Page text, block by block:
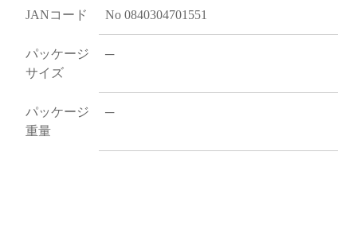
JANコード No 0840304701551
パッケージ
サイズ
─
パッケージ
重量
─